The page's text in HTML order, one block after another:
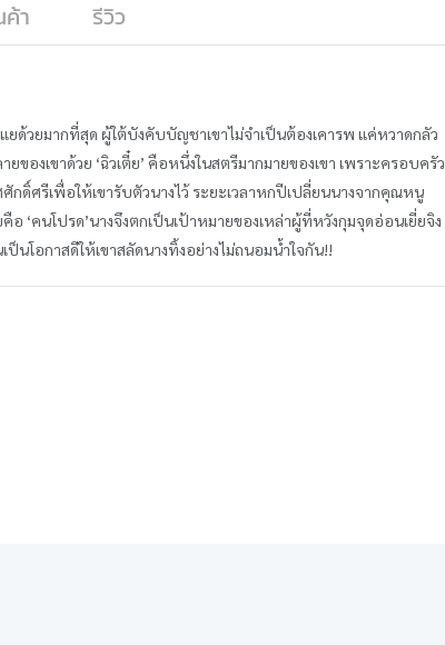
า รีวิว
ด้วยมากที่สุด ผู้ใต้บังคับบัญชาเขาไม่จำเป็นต้องเคารพ แค่หวาดกลัว
องเขาด้วย ‘ฉิวเตี๋ย’ คือหนึ่งในสตรีมากมายของเขา เพราะครอบครัว
กดิ์ศรีเพื่อให้เขารับตัวนางไว้ ระยะเวลาหกปีเปลี่ยนนางจากคุณหนู
‘คนโปรด’นางจึงตกเป็นเป้าหมายของเหล่าผู้ที่หวังกุมจุดอ่อนเยี่ยจิง
นโอกาสดีให้เขาสลัดนางทิ้งอย่างไม่ถนอมน้ำใจกัน!!